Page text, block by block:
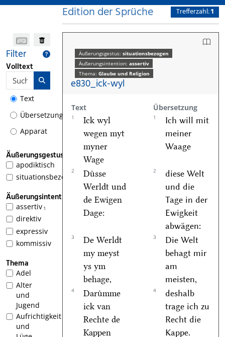
Filter
Volltext
Text
Übersetzung
Apparat
Äußerungsgestus
apodiktisch
1
situationsbezogen
Äußerungsintention
1
assertiv
direktiv
expressiv
kommissiv
Thema
Adel
Alter
und
Jugend
Aufrichtigkeit
und
Edition der Sprüche Trefferzahl:1
Äußerungsgestus: situationsbezogen
Äußerungsintention: assertiv
Thema: Glaube und Religion
e830_ick-wyl
Text Übersetzung
1
Ick wyl
wegen myt
myner
Wage
1
Ich will mit
meiner
Waage
2
Duͤsse
Werldt und
de Ewigen
Dage:
2
diese Welt
und die
Tage in der
Ewigkeit
abwägen:
3
De Werldt
my meyst
ys ym
behage,
3
Die Welt
behagt mir
am
meisten,
4
Daruͤmme
ick van
Rechte de
Kappen
4
deshalb
trage ich zu
Recht die
Kappe.